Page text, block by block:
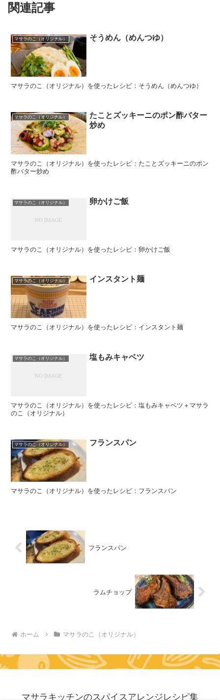
関連記事
マサラのこ（オリジナル） そうめん（めんつゆ）
マサラのこ（オリジナル）を使ったレシピ：そうめん（めんつゆ）
マサラのこ（オリジナル）
たことズッキーニのポン酢バター
炒め
マサラのこ（オリジナル）を使ったレシピ：たことズッキーニのポン
酢バター炒め
マサラのこ（オリジナル） 卵かけご飯
マサラのこ（オリジナル）を使ったレシピ：卵かけご飯
マサラのこ（オリジナル） インスタント麺
マサラのこ（オリジナル）を使ったレシピ：インスタント麺
マサラのこ（オリジナル） 塩もみキャベツ
マサラのこ（オリジナル）を使ったレシピ：塩もみキャベツ＋マサラ
のこ（オリジナル）
マサラのこ（オリジナル） フランスパン
マサラのこ（オリジナル）を使ったレシピ：フランスパン
フランスパン
ラムチョップ
ホーム マサラのこ（オリジナル）
マサラキッチンのスパイスアレンジレシピ集